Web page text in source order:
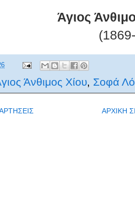
Άγιος
Άνθιμος Χίου Σοφά
ΑΡΧΙΚΗ